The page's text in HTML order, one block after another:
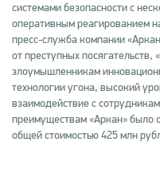
системами безопасности с
оперативным реагированием
пресс-служба компании
от преступных посягательств,
злоумышленникам
технологии угона, высокий
взаимодействие с
преимуществам «Аркан» было
общей стоимостью 425 млн